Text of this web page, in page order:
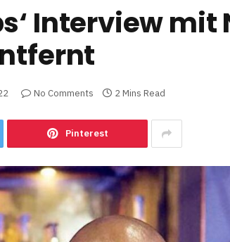
Interview mit
No Comments 2 Mins Read
Pinterest